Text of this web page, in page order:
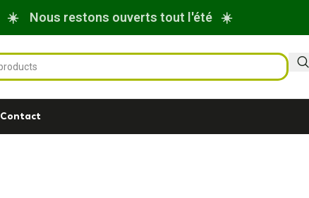
☀️ Nous restons ouverts tout l'été ☀️
Contact